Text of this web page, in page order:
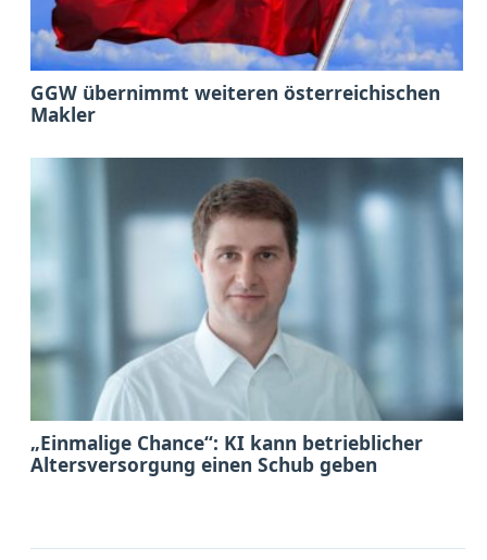
GGW übernimmt weiteren österreichischen
Makler
„Einmalige Chance“: KI kann betrieblicher
Altersversorgung einen Schub geben